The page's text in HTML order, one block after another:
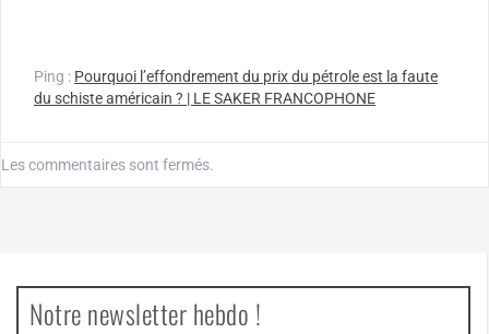
Ping : Pourquoi l’effondrement du prix du pétrole est la faute
du schiste américain ? | LE SAKER FRANCOPHONE
Les commentaires sont fermés.
Notre newsletter hebdo !